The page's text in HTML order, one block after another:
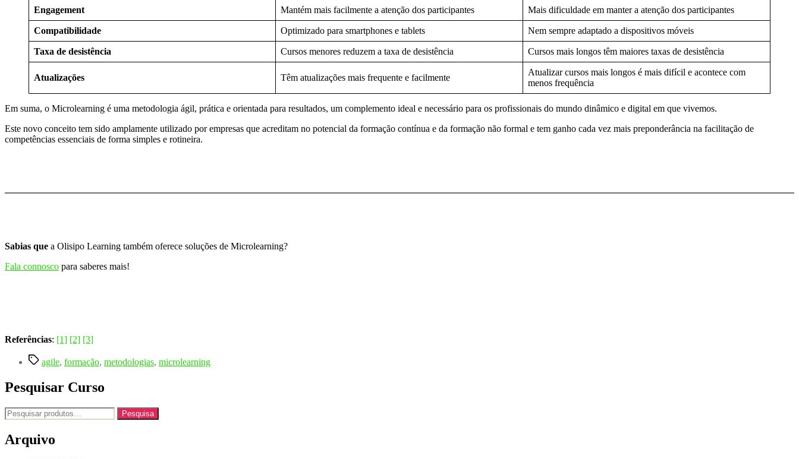
Engagement Mantém mais facilmente a atenção dos participantes Mais dificuldade em manter a atenção dos participantes
Compatibilidade Optimizado para smartphones e tablets Nem sempre adaptado a dispositivos móveis
Taxa de desistência Cursos menores reduzem a taxa de desistência Cursos mais longos têm maiores taxas de desistência
Atualizações Têm atualizações mais frequente e facilmente
Atualizar cursos mais longos é mais difícil e acontece com
menos frequência
Em suma, o Microlearning é uma metodologia ágil, prática e orientada para resultados, um complemento ideal e necessário para os profissionais do mundo dinâmico e digital em que vivemos.
Este novo conceito tem sido amplamente utilizado por empresas que acreditam no potencial da formação contínua e da formação não formal e tem ganho cada vez mais preponderância na facilitação de
competências essenciais de forma simples e rotineira.
Sabias que a Olisipo Learning também oferece soluções de Microlearning?
Fala connosco para saberes mais!
Referências: [1] [2] [3]
Etiquetas
agile, formação, metodologias, microlearning
Pesquisar Curso
Pesquisar
por:
Pesquisa
Arquivo